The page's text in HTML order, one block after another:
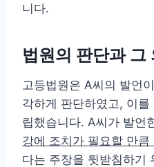
니다.
법원의 판단과 그
고등법원은 A씨의 발언
각하게 판단하였고, 이
립했습니다. A씨가 발언
강에 조치가 필요할 만
다는 주장을 뒷받침하기